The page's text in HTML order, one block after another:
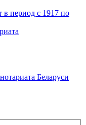
в период с 1917 по
Беларуси